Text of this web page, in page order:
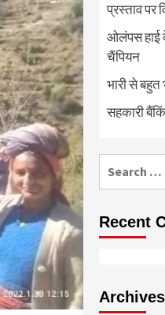
प्रस्ताव पर
ओलंपस हाई
चैंपियन
भारी से बहुत
सहकारी
Recent
Archives